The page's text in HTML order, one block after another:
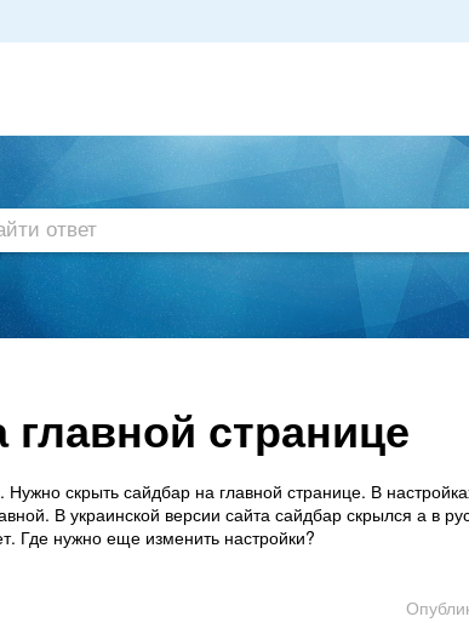
странице
Нужно скрыть сайдбар на главной странице. В
В украинской версии сайта сайдбар скрылся а в
Где нужно еще изменить настройки?